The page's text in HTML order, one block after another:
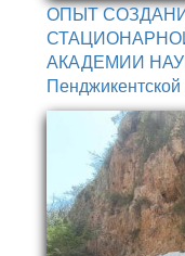
ОПЫТ
АКАДЕМИИ